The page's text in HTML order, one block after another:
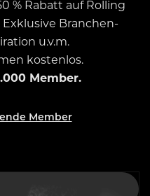
% Rabatt auf Rolling
Branchen-
u.v.m.
kostenlos.
Member.
Member